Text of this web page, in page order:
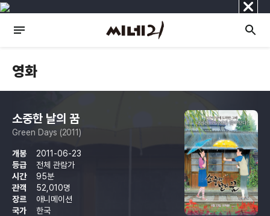
닫
기
영화
소중한 날의 꿈
Green Days (2011)
개봉
2011-06-23
등급
전체 관람가
시간
95분
관객
52,010명
장르
애니메이션
국가
한국